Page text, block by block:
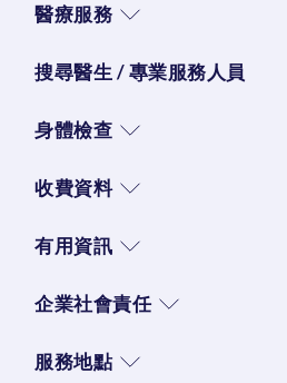
醫療服務
搜尋醫生 / 專業服務人員
身體檢查
收費資料
有用資訊
企業社會責任
服務地點